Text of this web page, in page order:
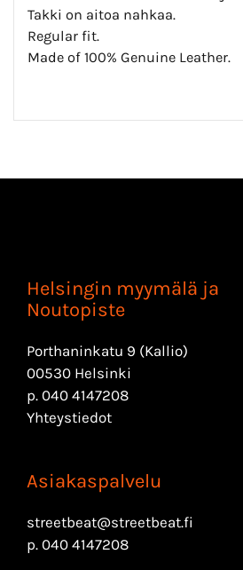
Takki on aitoa nahkaa.
Regular fit.
Made of 100% Genuine Leather.
Helsingin myymälä ja
Noutopiste
Porthaninkatu 9 (Kallio)
00530 Helsinki
p. 040 4147208
Yhteystiedot
Asiakaspalvelu
streetbeat@streetbeat.fi
p. 040 4147208